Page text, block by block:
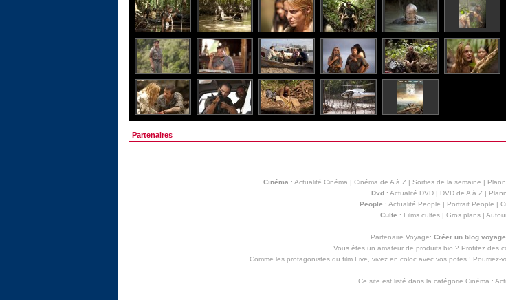
Partenaires
Cinéma : Actualité Cinéma | Cinéma de A à Z| Sorties de la semaine |
Dvd: Actualité DVD| DVD de A à Z|
People : Actualité People | Portrait People |
Culte : Films cultes | Gros plans |
Partenaire Voyage: Créer un blog voyage
Vous êtes un amateur de produits bio ? Profitez des
Comme les protagonistes du film Five, vivez en coloc avec vos potes ! Pourriez-
Ce site est listé dans la catégorie Cinéma :